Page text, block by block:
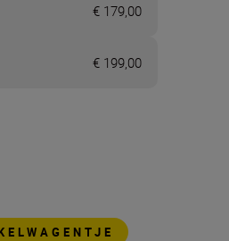
€ 179,00
€ 199,00